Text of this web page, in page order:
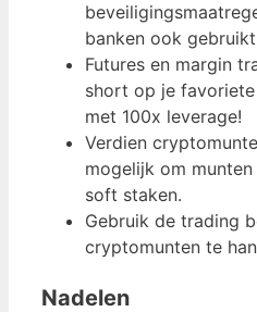
banken ook
Futures en margin
short op je
met 100x leverage!
Verdien
mogelijk om
soft staken.
Gebruik de trading
cryptomunten te
Nadelen